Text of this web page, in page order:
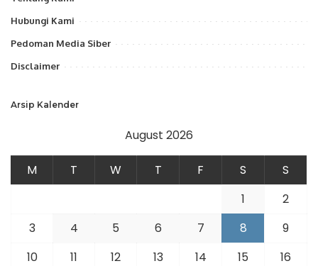
Hubungi Kami
Pedoman Media Siber
Disclaimer
Arsip Kalender
August 2026
M T W T F S
S
1
2
3
4 5 6 7 8
9
10
11 12 13 14 15
16